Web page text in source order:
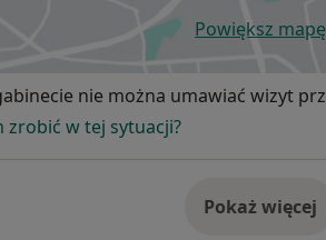
Powiększ mapę
otwiera
nie można umawiać wizyt
zrobić w tej sytuacji?
Pokaż więcej
o adresie